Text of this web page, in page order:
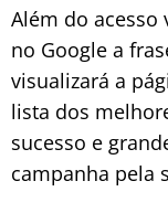
Além do acesso
no Google a
visualizará a
lista dos
sucesso e
campanha pela